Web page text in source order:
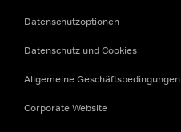
Datenschutzoptionen
Datenschutz und Cookies
Allgemeine Geschäftsbedingungen
Corporate Website